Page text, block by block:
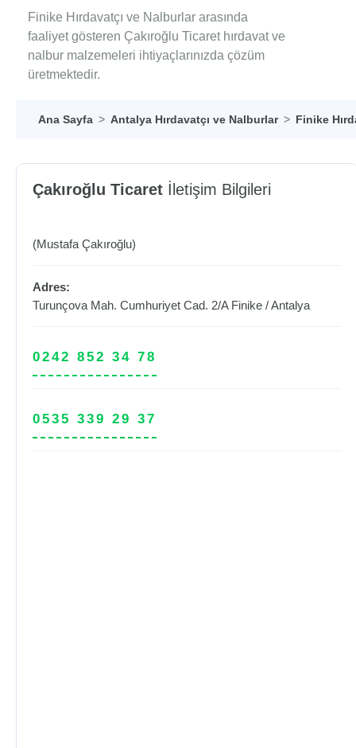
Finike Hırdavatçı ve Nalburlar arasında
faaliyet gösteren Çakıroğlu Ticaret hırdavat ve
nalbur malzemeleri ihtiyaçlarınızda çözüm
üretmektedir.
Ana Sayfa Antalya Hırdavatçı ve Nalburlar Finike
Çakıroğlu Ticaret İletişim Bilgileri
(Mustafa Çakıroğlu)
Adres:
Turunçova Mah. Cumhuriyet Cad. 2/A Finike /Antalya
0242 852 34 78
0535 339 29 37